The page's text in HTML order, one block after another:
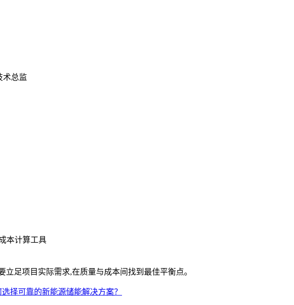
术总监
本计算工具
足项目实际需求,在质量与成本间找到最佳平衡点。
择可靠的新能源储能解决方案？